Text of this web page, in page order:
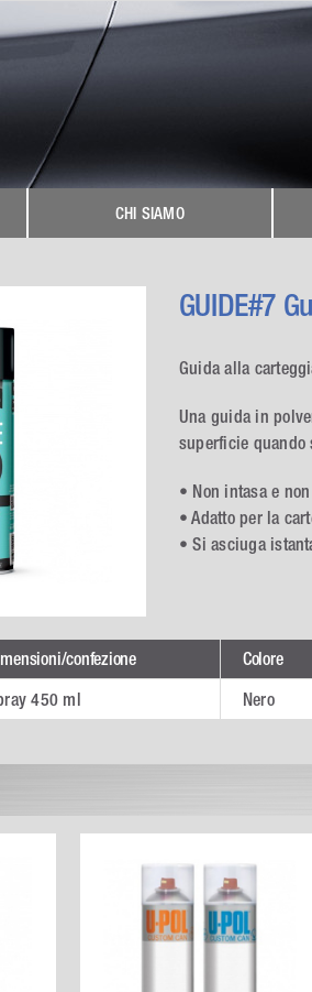
CHI SIAMO
GUIDE#7
Guida alla
Una guida in
superficie quando
• Non intasa e
• Adatto per la
• Si asciuga
confezione Colore
450 ml Nero